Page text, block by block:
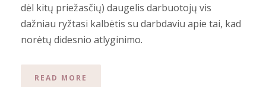
dėl kitų priežasčių) daugelis darbuotojų vis
dažniau ryžtasi kalbėtis su darbdaviu apie tai, kad
norėtų didesnio atlyginimo.
READ MORE